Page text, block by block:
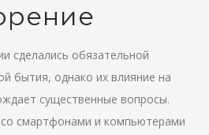
сделались обязательной
бытия, однако их влияние на
существенные вопросы.
смартфонами и компьютерами